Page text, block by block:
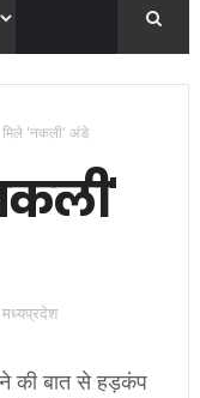
'नकली' अंडे
मध्यप्रदेश
की बात से हड़कंप